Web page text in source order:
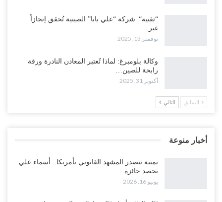
“تقنية“| شركة “علي بابا” الصينية تُحقق إنجازاً
غير…
نوفمبر 13, 2025
وكالة بلومبرغ: لماذا تُعتبر المعادن النادرة ورقة
رابحة للصين…
أكتوبر 31, 2025
السابق التالي
أخبار منوعة
يمنية تتصدر المشهد القانوني بأمريكا.. أسماء علي
تحصد جائزة…
يونيو 16, 2026